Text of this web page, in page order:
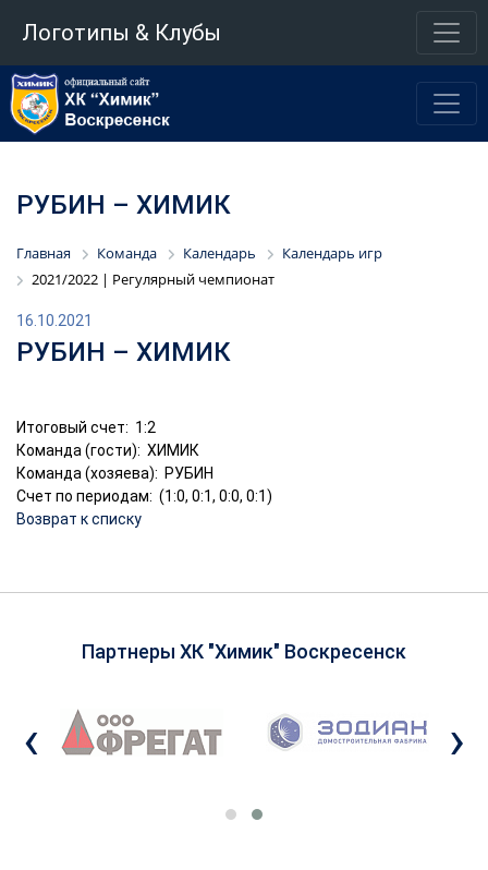
Логотипы & Клубы
РУБИН – ХИМИК
Главная Команда Календарь
Календарь игр
2021/2022 | Регулярный чемпионат
16.10.2021
РУБИН – ХИМИК
Итоговый счет: 1:2
Команда (гости): ХИМИК
Команда (хозяева): РУБИН
Счет по периодам: (1:0, 0:1, 0:0, 0:1)
Возврат к списку
Партнеры ХК "Химик" Воскресенск
‹ ›